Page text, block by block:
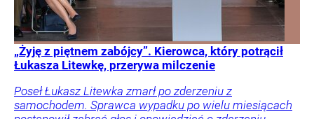
„Żyję z piętnem zabójcy”. Kierowca, który potrącił
Łukasza Litewkę, przerywa milczenie
Poseł Łukasz Litewka zmarł po zderzeniu z
samochodem. Sprawca wypadku po wielu miesiącach